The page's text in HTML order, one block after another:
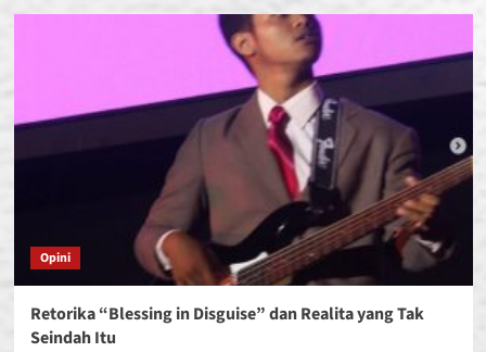
Opini
Retorika “Blessing in Disguise” dan Realita yang Tak
Seindah Itu